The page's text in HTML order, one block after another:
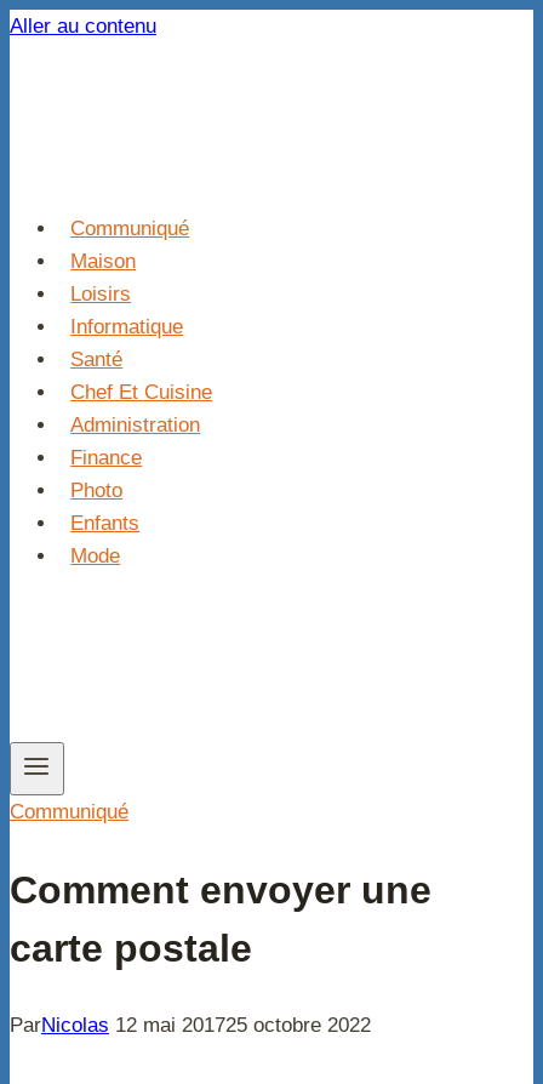
Aller au contenu
Communiqué
Maison
Loisirs
Informatique
Santé
Chef Et Cuisine
Administration
Finance
Photo
Enfants
Mode
Communiqué
Comment envoyer une
carte postale
ParNicolas 12 mai 201725 octobre 2022